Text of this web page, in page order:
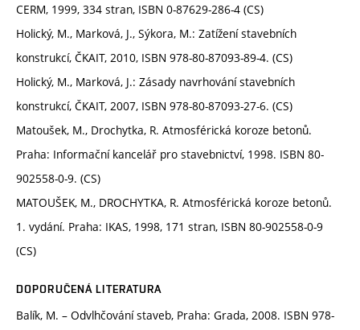
CERM, 1999, 334 stran, ISBN 0-87629-286-4 (CS)
Holický, M., Marková, J., Sýkora, M.: Zatížení stavebních
konstrukcí, ČKAIT, 2010, ISBN 978-80-87093-89-4. (CS)
Holický, M., Marková, J.: Zásady navrhování stavebních
konstrukcí, ČKAIT, 2007, ISBN 978-80-87093-27-6. (CS)
Matoušek, M., Drochytka, R. Atmosférická koroze betonů.
Praha: Informační kancelář pro stavebnictví, 1998. ISBN 80-
902558-0-9. (CS)
MATOUŠEK, M., DROCHYTKA, R. Atmosférická koroze betonů.
1. vydání. Praha: IKAS, 1998, 171 stran, ISBN 80-902558-0-9
(CS)
DOPORUČENÁ LITERATURA
Balík, M. – Odvlhčování staveb, Praha: Grada, 2008. ISBN 978-